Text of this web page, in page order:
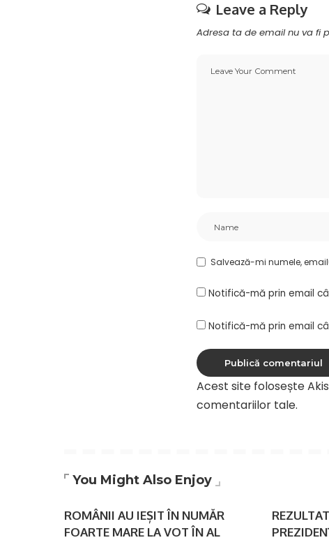
Leave a Reply
Adresa ta de email nu va fi
Salvează-mi numele,
Notifică-mă prin email
Notifică-mă prin email
Acest site folosește
comentariilor tale.
You Might Also Enjoy
ROMÂNII AU IEȘIT ÎN NUMĂR
FOARTE MARE LA VOT ÎN AL